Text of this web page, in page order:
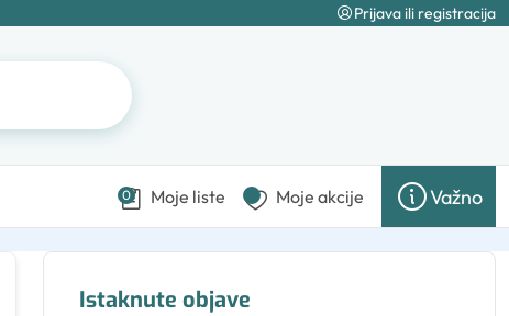
Prijava ili registracija
0 Moje liste Moje akcije Važno
Istaknute objave